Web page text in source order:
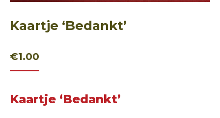
Kaartje ‘Bedankt’
€1.00
Kaartje ‘Bedankt’